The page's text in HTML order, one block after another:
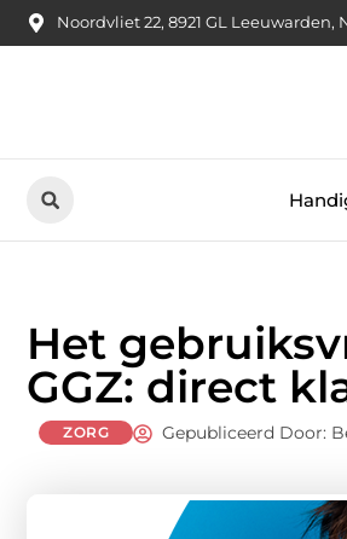
Noordvliet 22, 8921 GL Leeuwarden,
Het
GGZ: direct
ZORG Gepubliceerd Door: